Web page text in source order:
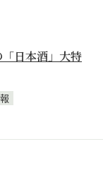
日本酒」大特